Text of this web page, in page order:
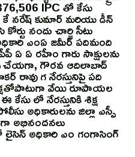
IPC తో కేసు
నరేష్ కుమార్ మరియు డీన్
నందు చార్జి సీటు
ఎంఏ జమీర్ పదిమంది
ఏ ఏ రహీం గారు సాక్షులను
చేయగా, గౌరవ ఆదిలాబాద్
రావు గ నేరస్తునిపై పది
వేయి రూపాయల
లో నేరస్తునికి శిక్ష
అధికారులను జిల్లా ఎస్పీ
అభినందనలు
అధికారి ఎం గంగాసింగ్